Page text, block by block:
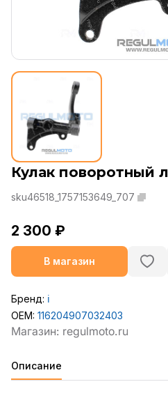
Кулак поворотный
sku46518_1757153649_707
2 300 ₽
В магазин
Бренд: ℹ️
OEM: 116204907032403
Описание